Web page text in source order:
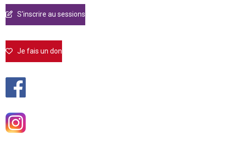
S'inscrire au sessions
Je fais un don